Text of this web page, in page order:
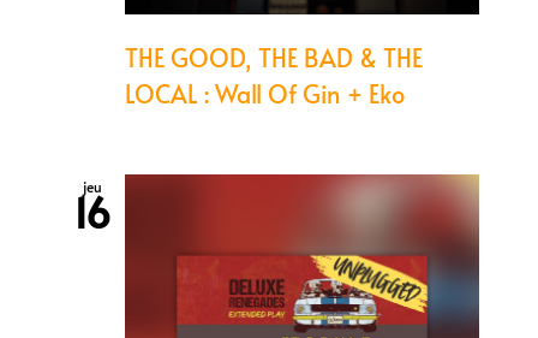
THE GOOD, THE BAD & THE
LOCAL : Wall Of Gin + Eko
jeu
16